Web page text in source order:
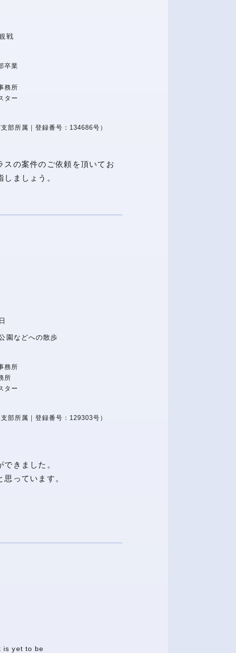
戦
卒業
務所
ター
部所属｜登録番号：134686号）
の案件のご依頼を頂いてお
ましょう。
園などへの散歩
務所
所
ター
部所属｜登録番号：129303号）
きました。
っています。
is yet to be